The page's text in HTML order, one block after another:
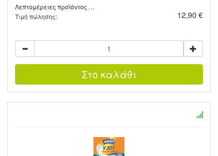
Λεπτομέρειες προϊόντος …
Τιμή πώλησης:
12,90 €